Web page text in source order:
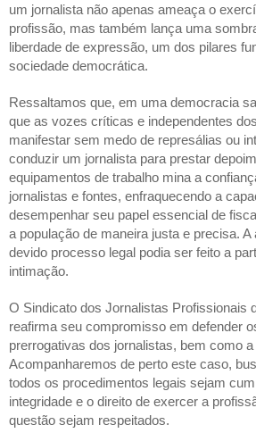
um jornalista não apenas ameaça o
profissão, mas também lança uma
liberdade de expressão, um dos pilares
sociedade democrática.
Ressaltamos que, em uma democracia
que as vozes críticas e independentes
manifestar sem medo de represálias ou
conduzir um jornalista para prestar
equipamentos de trabalho mina a
jornalistas e fontes, enfraquecendo a
desempenhar seu papel essencial de
a população de maneira justa e precisa.
devido processo legal podia ser feito a
intimação.
O Sindicato dos Jornalistas Profissionais
reafirma seu compromisso em defender
prerrogativas dos jornalistas, bem como
Acompanharemos de perto este caso,
todos os procedimentos legais sejam
integridade e o direito de exercer a
questão sejam respeitados.